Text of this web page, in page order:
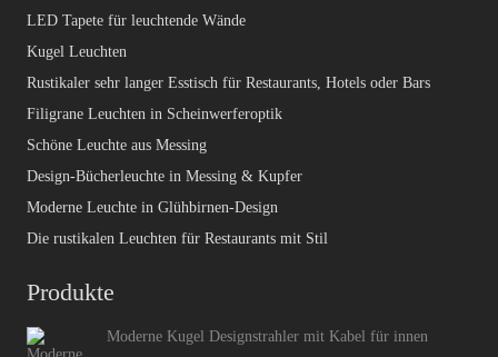
LED Tapete für leuchtende Wände
Kugel Leuchten
Rustikaler sehr langer Esstisch für Restaurants, Hotels oder Bars
Filigrane Leuchten in Scheinwerferoptik
Schöne Leuchte aus Messing
Design-Bücherleuchte in Messing & Kupfer
Moderne Leuchte in Glühbirnen-Design
Die rustikalen Leuchten für Restaurants mit Stil
Produkte
Moderne Kugel Designstrahler mit Kabel für innen